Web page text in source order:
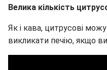
Велика кількість
Як і кава, цитрусові
викликати печію, якщо